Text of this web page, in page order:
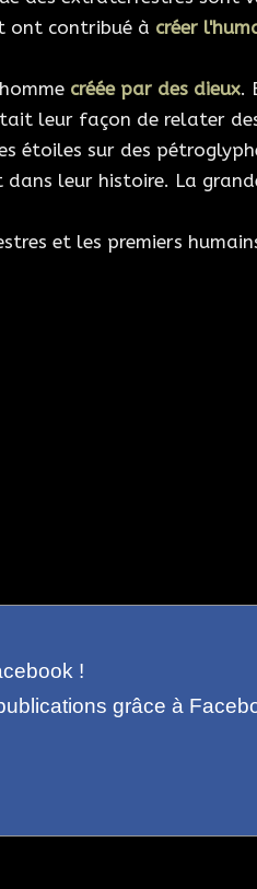
ont contribué à créer
créée par des dieux.
leur façon de relater
étoiles sur des
leur histoire. La
et les premiers
!
grâce à